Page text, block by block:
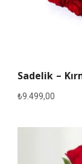
Sadelik –
₺9.499,00